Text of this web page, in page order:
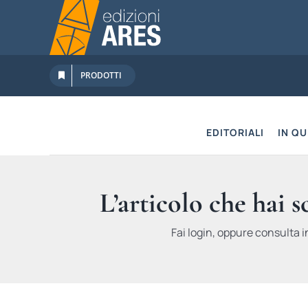
contenuto
PRODOTTI
EDITORIALI IN
L’articolo che hai
Fai login, oppure consulta